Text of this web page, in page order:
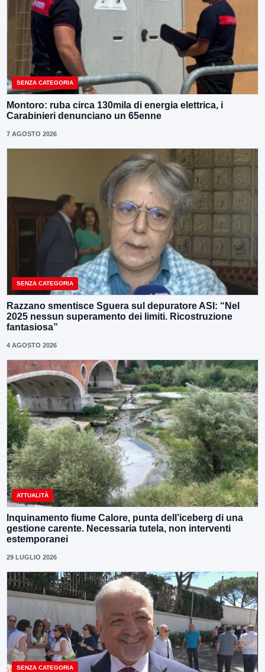
SENZA CATEGORIA
Montoro: ruba circa 130mila di energia elettrica, i
Carabinieri denunciano un 65enne
7 AGOSTO 2026
SENZA CATEGORIA
Razzano smentisce Sguera sul depuratore ASI: “Nel
2025 nessun superamento dei limiti. Ricostruzione
fantasiosa”
4 AGOSTO 2026
ATTUALITÀ
Inquinamento fiume Calore, punta dell’iceberg di una
gestione carente. Necessaria tutela, non interventi
estemporanei
29 LUGLIO 2026
SENZA CATEGORIA